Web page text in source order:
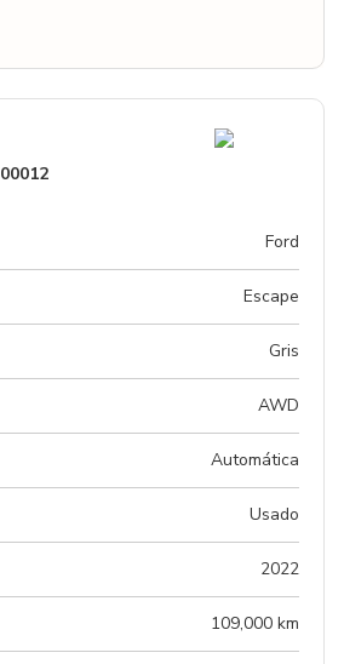
00012
Ford
Escape
Gris
AWD
Automática
Usado
2022
109,000 km